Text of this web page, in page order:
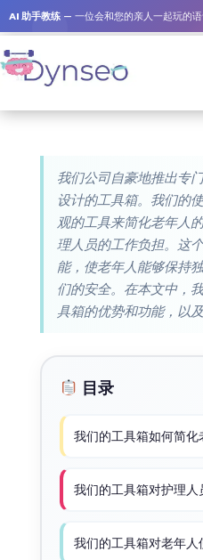
AI 助手教练 — 一位会和您的亲人一起玩的
我们公司自豪地推出专
设计的工具箱。我们的
观的工具来简化老年人
理人员的工作负担。这
能，使老年人能够保持
们的安全。在本文中，
具箱的优势和功能，以
目录
我们的工具箱如何简
我们的工具箱对护理人
我们的工具箱对老年人